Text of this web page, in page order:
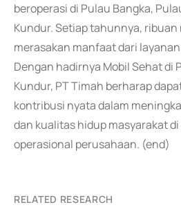
beroperasi di Pulau Bangka,
Kundur. Setiap tahunnya,
merasakan manfaat dari
Dengan hadirnya Mobil Sehat di
Kundur, PT Timah berharap
kontribusi nyata dalam
dan kualitas hidup masyarakat
operasional perusahaan. (end)
RELATED RESEARCH